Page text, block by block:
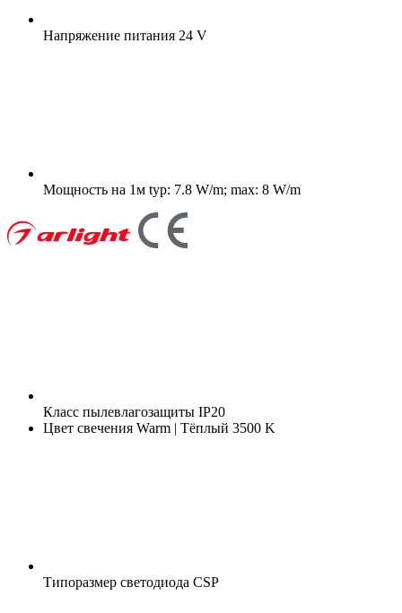
Напряжение питания 24 V
Мощность на 1м typ: 7.8 W/m; max: 8 W/m
Класс пылевлагозащиты IP20
Цвет свечения Warm | Тёплый 3500 K
Типоразмер светодиода CSP